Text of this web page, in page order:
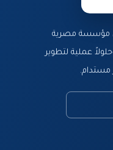
مؤسسة مصرية
وحلولاً عملية لتطوير
مستدام.